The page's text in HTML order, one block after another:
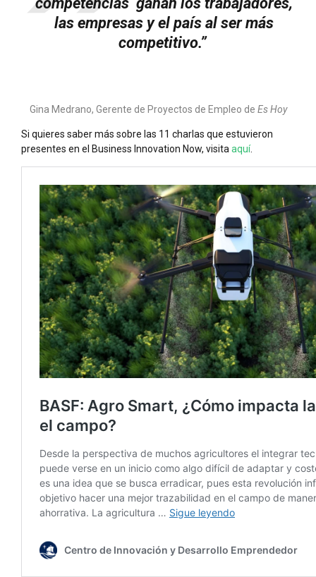
las empresas y el país al ser más
competitivo.”
Gina Medrano, Gerente de Proyectos de Empleo de Es Hoy
Si quieres saber más sobre las 11 charlas que estuvieron
presentes en el Business Innovation Now, visita aquí.